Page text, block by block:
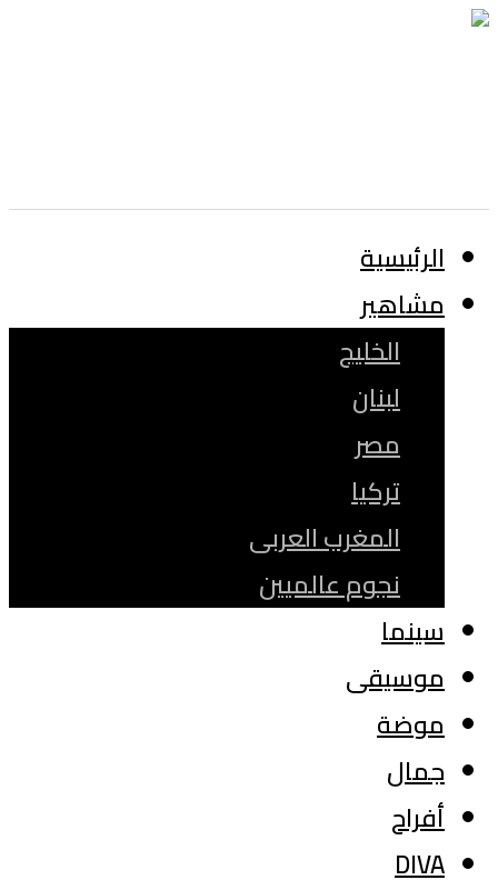
الرئيسية
مشاهير
الخليج
لبنان
مصر
تركيا
المغرب العربى
نجوم عالميين
سينما
موسيقى
موضة
جمال
أفراح
DIVA